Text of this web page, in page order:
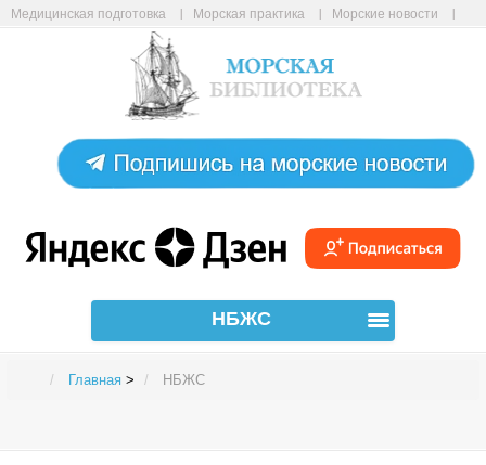
Медицинская подготовка Морская практика
Морские новости
Авиабилеты онлайн
НБЖС
Главная > НБЖС